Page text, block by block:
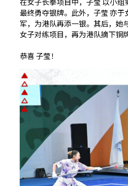
最终勇夺银牌。此外，子莹 亦
军，为港队再添一银。其后，她
女子对练项目，再为港队摘下铜
恭喜 子莹！